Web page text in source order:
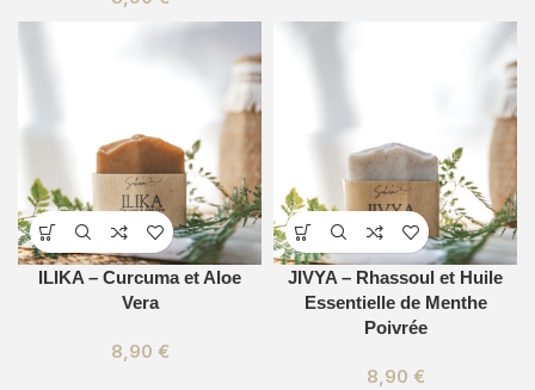
ILIKA – Curcuma et Aloe
Vera
8,90 €
JIVYA – Rhassoul et Huile
Essentielle de Menthe
Poivrée
8,90 €